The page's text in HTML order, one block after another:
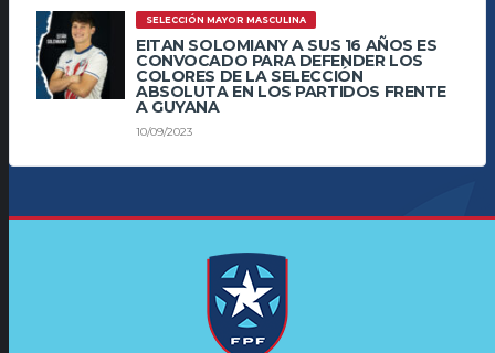
SELECCIÓN MAYOR MASCULINA
EITAN SOLOMIANY A SUS 16 AÑOS ES
CONVOCADO PARA DEFENDER LOS
COLORES DE LA SELECCIÓN
ABSOLUTA EN LOS PARTIDOS FRENTE
A GUYANA
10/09/2023